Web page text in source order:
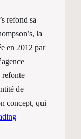
refond sa
la
en 2012 par
refonte
de
concept, qui